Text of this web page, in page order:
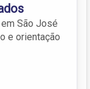
São José
e orientação